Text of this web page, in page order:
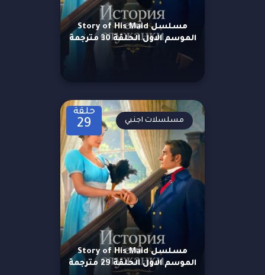
مسلسل Story of His Maid
الموسم الاول الحلقة 30 مترجمة
حلقة
29
مسلسل Story of His Maid
الموسم الاول الحلقة 29 مترجمة
مسلسلات اجنبي